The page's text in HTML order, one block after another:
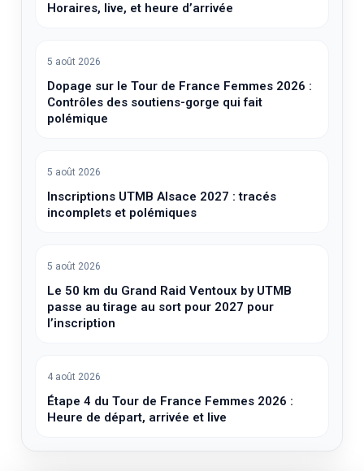
Horaires, live, et heure d’arrivée
5 août 2026
Dopage sur le Tour de France Femmes 2026 :
Contrôles des soutiens-gorge qui fait
polémique
5 août 2026
Inscriptions UTMB Alsace 2027 : tracés
incomplets et polémiques
5 août 2026
Le 50 km du Grand Raid Ventoux by UTMB
passe au tirage au sort pour 2027 pour
l’inscription
4 août 2026
Étape 4 du Tour de France Femmes 2026 :
Heure de départ, arrivée et live